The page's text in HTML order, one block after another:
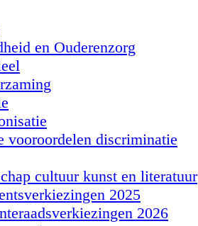
en Ouderenzorg
discriminatie
cultuur kunst en literatuur
2025
2026